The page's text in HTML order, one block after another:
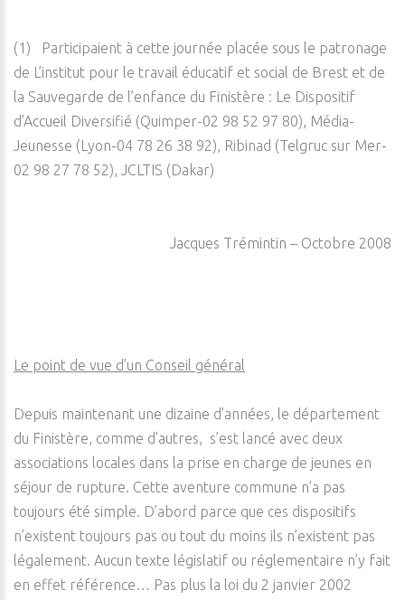
(1) Participaient à cette journée placée sous le patronage
de L’institut pour le travail éducatif et social de Brest et de
la Sauvegarde de l’enfance du Finistère : Le Dispositif
d’Accueil Diversifié (Quimper-02 98 52 97 80), Média-
Jeunesse (Lyon-04 78 26 38 92), Ribinad (Telgruc sur Mer-
02 98 27 78 52), JCLTIS (Dakar)
Jacques Trémintin – Octobre 2008
Le point de vue d’un Conseil général
Depuis maintenant une dizaine d’années, le département
du Finistère, comme d’autres, s’est lancé avec deux
associations locales dans la prise en charge de jeunes en
séjour de rupture. Cette aventure commune n’a pas
toujours été simple. D’abord parce que ces dispositifs
n’existent toujours pas ou tout du moins ils n’existent pas
légalement. Aucun texte législatif ou réglementaire n’y fait
en effet référence… Pas plus la loi du 2 janvier 2002